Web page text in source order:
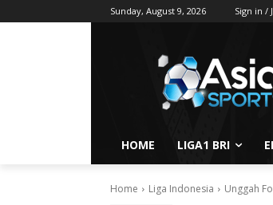
Sunday, August 9, 2026 Sign in /
HOME LIGA1 BRI
Home Liga Indonesia Unggah